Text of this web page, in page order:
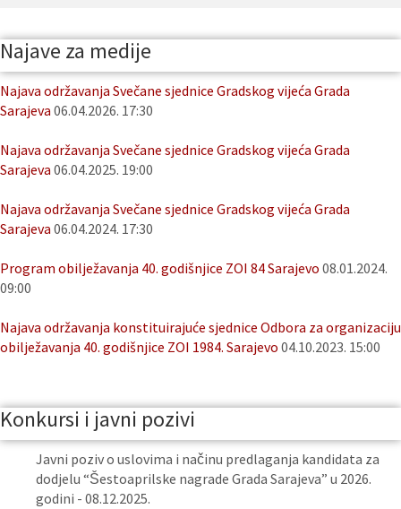
Najave za medije
Najava održavanja Svečane sjednice Gradskog vijeća Grada
Sarajeva 06.04.2026. 17:30
Najava održavanja Svečane sjednice Gradskog vijeća Grada
Sarajeva 06.04.2025. 19:00
Najava održavanja Svečane sjednice Gradskog vijeća Grada
Sarajeva 06.04.2024. 17:30
Program obilježavanja 40. godišnjice ZOI 84 Sarajevo 08.01.2024.
09:00
Najava održavanja konstituirajuće sjednice Odbora za organizaciju
obilježavanja 40. godišnjice ZOI 1984. Sarajevo 04.10.2023. 15:00
Konkursi i javni pozivi
Javni poziv o uslovima i načinu predlaganja kandidata za
dodjelu “Šestoaprilske nagrade Grada Sarajeva” u 2026.
godini - 08.12.2025.